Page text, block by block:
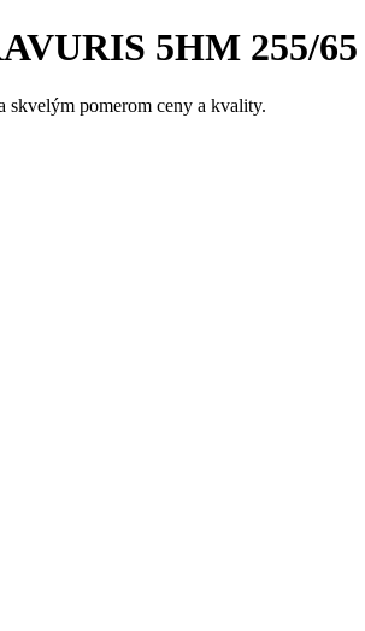
5HM 255/65
pomerom ceny a kvality.